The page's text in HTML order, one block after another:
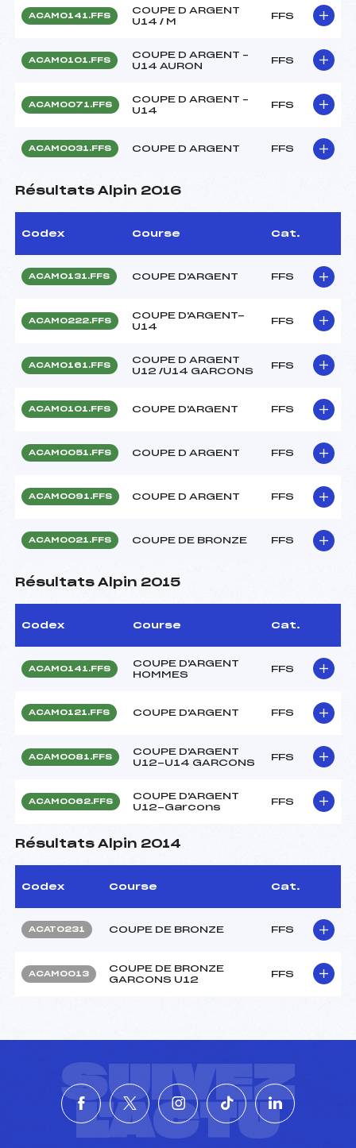
ACAM0141.FFS
COUPE D ARGENT
U14 / M
FFS
ACAM0101.FFS
COUPE D ARGENT –
U14 AURON
FFS
ACAM0071.FFS
COUPE D ARGENT –
U14
FFS
ACAM0031.FFS COUPE D ARGENT FFS
Résultats Alpin 2016
Codex Course Cat.
ACAM0131.FFS COUPE D'ARGENT FFS
ACAM0222.FFS
COUPE D'ARGENT-
U14
FFS
ACAM0161.FFS
COUPE D ARGENT
U12 /U14 GARCONS
FFS
ACAM0101.FFS COUPE D'ARGENT FFS
ACAM0051.FFS COUPE D ARGENT FFS
ACAM0091.FFS COUPE D ARGENT FFS
ACAM0021.FFS COUPE DE BRONZE FFS
Résultats Alpin 2015
Codex Course Cat.
ACAM0141.FFS
COUPE D'ARGENT
HOMMES
FFS
ACAM0121.FFS COUPE D'ARGENT FFS
ACAM0081.FFS
COUPE D'ARGENT
U12-U14 GARCONS
FFS
ACAM0062.FFS
COUPE D'ARGENT
U12-Garcons
FFS
Résultats Alpin 2014
Codex Course Cat.
ACAT0231 COUPE DE BRONZE FFS
ACAM0013
COUPE DE BRONZE
GARCONS U12
FFS
SUIVEZ
L'ACTU